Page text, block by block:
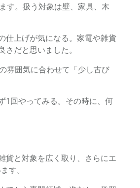
す。扱う対象は壁、家具、木
仕上げが気になる。家電や雑貨
だと思いました。
雰囲気に合わせて「少し古び
1回やってみる。その時に、何
貨と対象を広く取り、さらにエ
す。